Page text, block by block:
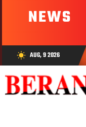
NEWS
wb_sunny AUG, 9 2026